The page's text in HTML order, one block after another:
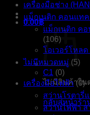
0.00฿
ไม่มีสินค้าใน
กลับสู่หน้าร้า
เครื่องมือช่าง
แม็กเนติก คอนแทค
แม็กเนติก คอ
(106)
โอเวอร์โหลด
ไม่มีหมวดหมู่ (5)
C1 (0)
เครื่องมือไฟฟ้า (0)
สว่านโรตารี่
สว่านไฟฟ้า